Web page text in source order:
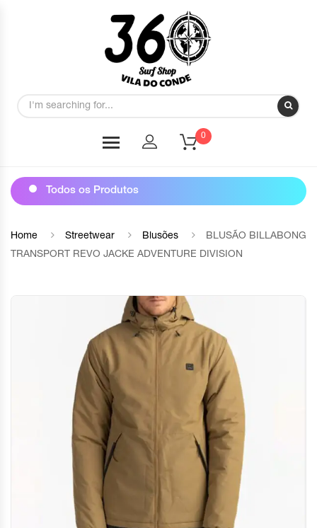
0
Todos os Produtos
Home Streetwear Blusões
BLUSÃO BILLABONG
TRANSPORT REVO JACKE ADVENTURE DIVISION